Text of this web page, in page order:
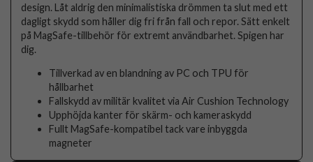
design. Låt aldrig den minimalistiska drömmen ta slut med ett
dagligt skydd som håller dig fri från fall och repor. Sätt enkelt
på MagSafe-tillbehör för extremt användbarhet. Spigen har
dig.
Tillverkad av en blandning av PC och TPU för
hållbarhet
Fallskydd av militär kvalitet via Air Cushion Technology
Upphöjda kanter för skärm- och kameraskydd
Fullt MagSafe-kompatibel tack vare inbyggda
magneter